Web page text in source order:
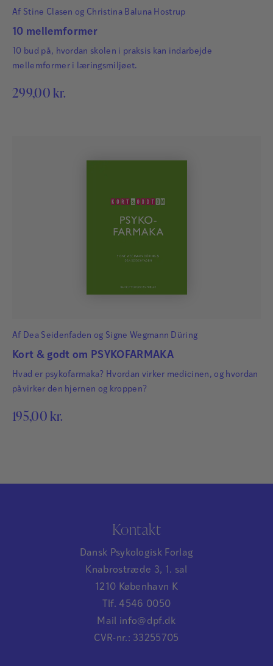
Af Stine Clasen og Christina Baluna Hostrup
10 mellemformer
10 bud på, hvordan skolen i praksis kan indarbejde
mellemformer i læringsmiljøet.
299,00 kr.
Af Dea Seidenfaden og Signe Wegmann Düring
Kort & godt om PSYKOFARMAKA
Hvad er psykofarmaka? Hvordan virker medicinen, og hvordan
påvirker den hjernen og kroppen?
195,00 kr.
Kontakt
Dansk Psykologisk Forlag
Knabrostræde 3, 1. sal
1210 København K
Tlf. 4546 0050
Mail info@dpf.dk
CVR-nr.: 33255705